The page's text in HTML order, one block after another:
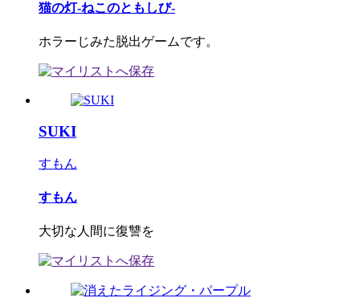
猫の灯-ねこのともしび-
ホラーじみた脱出ゲームです。
SUKI
すもん
すもん
大切な人間に復讐を